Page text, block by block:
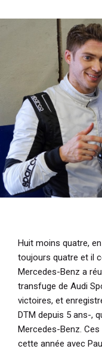
Huit moins quatre,
toujours quatre et il
Mercedes-Benz a
transfuge de Audi
victoires, et
DTM depuis 5 ans-,
Mercedes-Benz.
cette année avec